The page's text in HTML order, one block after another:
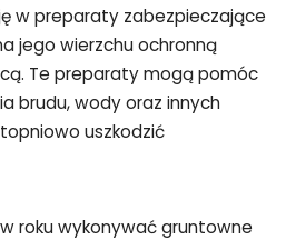
w preparaty zabezpieczające
jego wierzchu ochronną
Te preparaty mogą pomóc
brudu, wody oraz innych
uszkodzić
roku wykonywać gruntowne